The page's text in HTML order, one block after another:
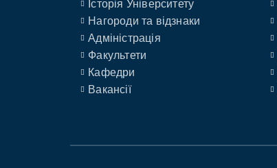
Історія Університету
Нагороди та відзнаки
Адміністрація
Факультети
Кафедри
Вакансії